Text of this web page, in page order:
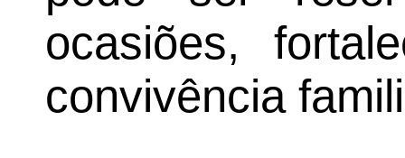
ocasiões,
convivência